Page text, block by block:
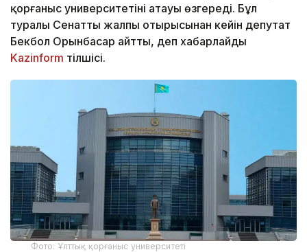
қорғаныс университетінің атауы өзгереді. Бұл
туралы Сенаттың жалпы отырысынан кейін депутат
Бекбол Орынбасар айтты, деп хабарлайды
Kazinform тілшісі.
Фото: Ұлттық қорғаныс университеті